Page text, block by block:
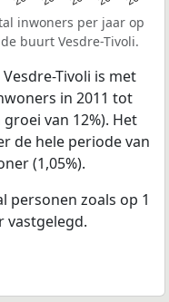
inwoners per jaar op
buurt Vesdre-Tivoli.
Tivoli is met
in 2011 tot
van 12%). Het
de hele periode van
(1,05%).
personen zoals op 1
vastgelegd.